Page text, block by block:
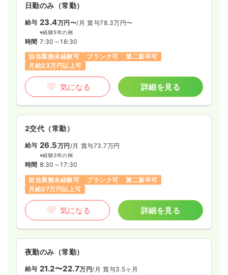
日勤のみ（常勤）
給与 23.4万円〜/月 賞与78.3万円〜
※経験5年の例
時間 7:30～16:30
担当業務未経験可
ブランク可
第二新卒可
月給23万円以上可
気になる 詳細を見る
2交代（常勤）
給与 26.5万円/月 賞与73.7万円
※経験3年の例
時間 8:30～17:30
担当業務未経験可
ブランク可
第二新卒可
月給27万円以上可
気になる 詳細を見る
夜勤のみ（常勤）
給与 21.2〜22.7万円/月 賞与3.5ヶ月